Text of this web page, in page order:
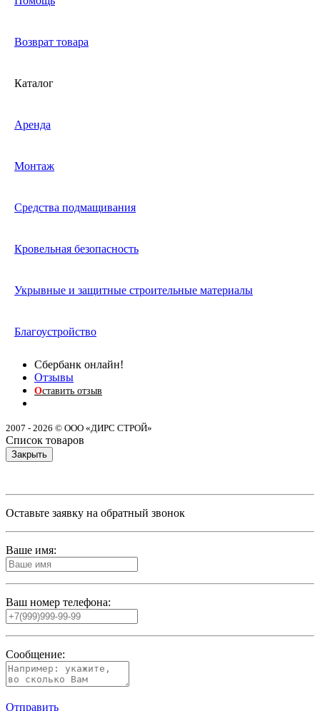
Возврат товара
Каталог
Аренда
Монтаж
Средства подмащивания
Кровельная безопасность
Укрывные и защитные строительные материалы
Благоустройство
Сбербанк онлайн!
Отзывы
Оставить отзыв
2007 - 2026 © ООО «ДИРС СТРОЙ»
Список товаров
Закрыть
Оставьте заявку на обратный звонок
Ваше имя:
Ваш номер телефона:
Сообщение:
Отправить